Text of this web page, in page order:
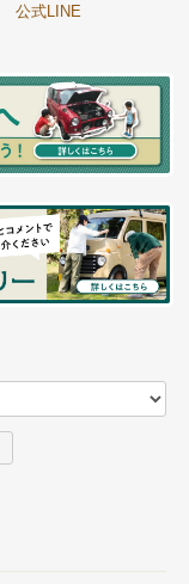
公式LINE